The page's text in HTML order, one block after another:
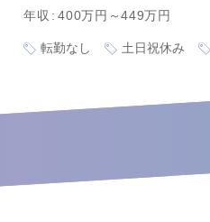
年収 400万円～449万円
転勤なし 土日祝休み